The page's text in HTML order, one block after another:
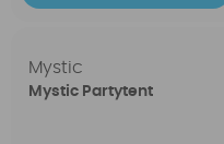
Mystic
Mystic Partytent